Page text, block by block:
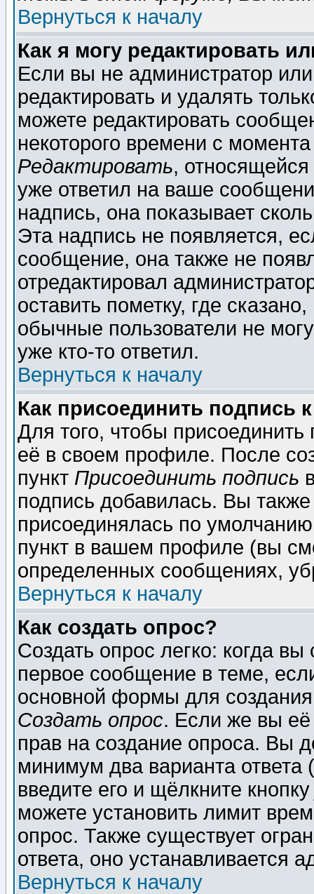
Вернуться к началу
Как я могу редактировать
Если вы не администратор
редактировать и удалять
можете редактировать
некоторого времени с
Редактировать,
уже ответил на ваше
надпись, она показывает
Эта надпись не появляется,
сообщение, она также не
отредактировал
оставить пометку, где
обычные пользователи не
уже кто-то ответил.
Вернуться к началу
Как присоединить подпись
Для того, чтобы
её в своем профиле. После
пункт Присоединить подпись
подпись добавилась. Вы
присоединялась по
пункт в вашем профиле (вы
определенных сообщениях,
Вернуться к началу
Как создать опрос?
Создать опрос легко: когда
первое сообщение в теме,
основной формы для
Создать опрос. Если же вы её
прав на создание опроса. Вы
минимум два варианта ответа
введите его и щёлкните
можете установить лимит
опрос. Также существует
ответа, оно устанавливается
Вернуться к началу